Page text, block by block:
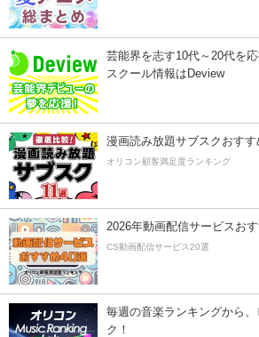
芸能界を志す10代～20代を
スクール情報はDeview
漫画読み放題サブスクおすす
オリコン顧客満足度ランキング
2026年動画配信サービスお
CS動画配信サービス20選
毎週の音楽ランキングから
ク！